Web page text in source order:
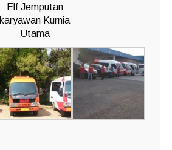
Elf Jemputan
karyawan Kurnia
Utama